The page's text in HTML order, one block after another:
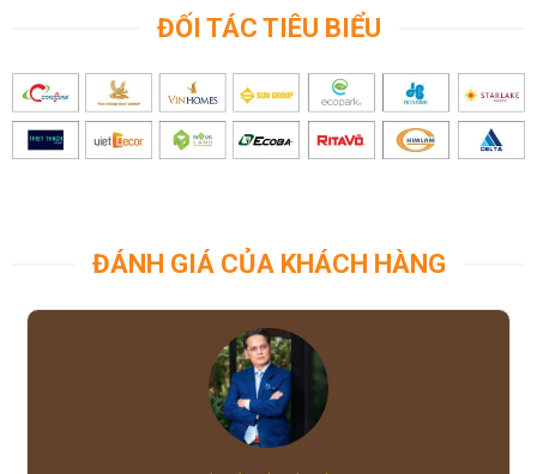
ĐỐI TÁC TIÊU BIỂU
ĐÁNH GIÁ CỦA KHÁCH HÀNG